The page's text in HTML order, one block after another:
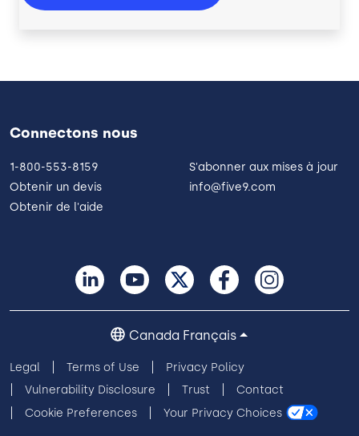
Connectons nous
1-800-553-8159
Obtenir un devis
Obtenir de l'aide
S'abonner aux mises à jour
info@five9.com
Legal Terms of Use
Privacy Policy
Vulnerability Disclosure
Trust
Contact
Cookie Preferences
Your Privacy Choices
Canada Français